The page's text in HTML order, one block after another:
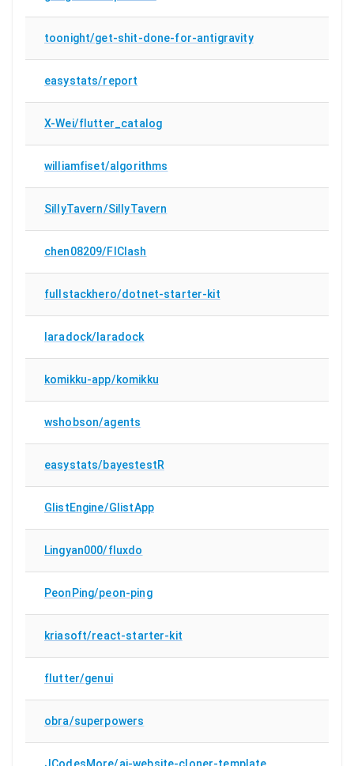
toonight/get-shit-done-for-antigravity
easystats/report
X-Wei/flutter_catalog
williamfiset/algorithms
SillyTavern/SillyTavern
chen08209/FlClash
fullstackhero/dotnet-starter-kit
laradock/laradock
komikku-app/komikku
wshobson/agents
easystats/bayestestR
GlistEngine/GlistApp
Lingyan000/fluxdo
PeonPing/peon-ping
kriasoft/react-starter-kit
flutter/genui
obra/superpowers